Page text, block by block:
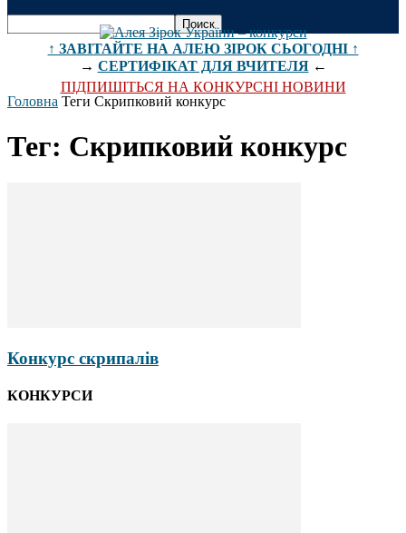
↑ ЗАВІТАЙТЕ НА АЛЕЮ ЗІРОК СЬОГОДНІ ↑
→ СЕРТИФІКАТ ДЛЯ ВЧИТЕЛЯ←
ПІДПИШІТЬСЯ НА КОНКУРСНІ НОВИНИ
Головна Теги Скрипковий конкурс
Тег: Скрипковий конкурс
Конкурс скрипалів
КОНКУРСИ